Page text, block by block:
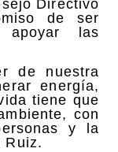
Directivo
de ser
las
de nuestra
energía,
tiene que
con
y la
Ruiz.